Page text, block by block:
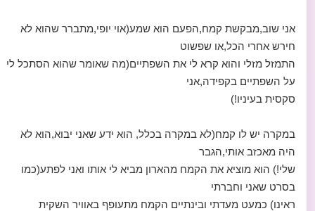
אני שוב,מבקשת קמח,הפעם הוא שמע(אוי יופי,מתברר שהוא לא
חירש אחרי הכל,או שפשוט
התמזל מזלי והוא קרא לי את השפתיים(מה שאומר שהוא הסתכל לי
על השפתיים בקפידה,אני
סקסית בעיניו!)
במקרה יש לו קמח(לא במקרה בכלל, הוא ידע שאני יבוא,הוא לא
היה מאכזב אותי,הגבר
שלי!) הוא מוציא את הקמח מהארון מביא לי אותו ואני לפתע(כמו
בסרט שאני וחברתי
ראינו) כמעט מעדתי ובינתיים הקמח מתעופף באוויר השקית